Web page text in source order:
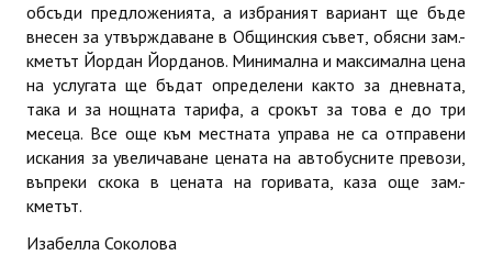
обсъди предложенията, а избраният вариант ще бъде
внесен за утвърждаване в Общинския съвет, обясни зам.-
кметът Йордан Йорданов. Минимална и максимална цена
на услугата ще бъдат определени както за дневната,
така и за нощната тарифа, а срокът за това е до три
месеца. Все още към местната управа не са отправени
искания за увеличаване цената на автобусните превози,
въпреки скока в цената на горивата, каза още зам.-
кметът.
Изабелла Соколова